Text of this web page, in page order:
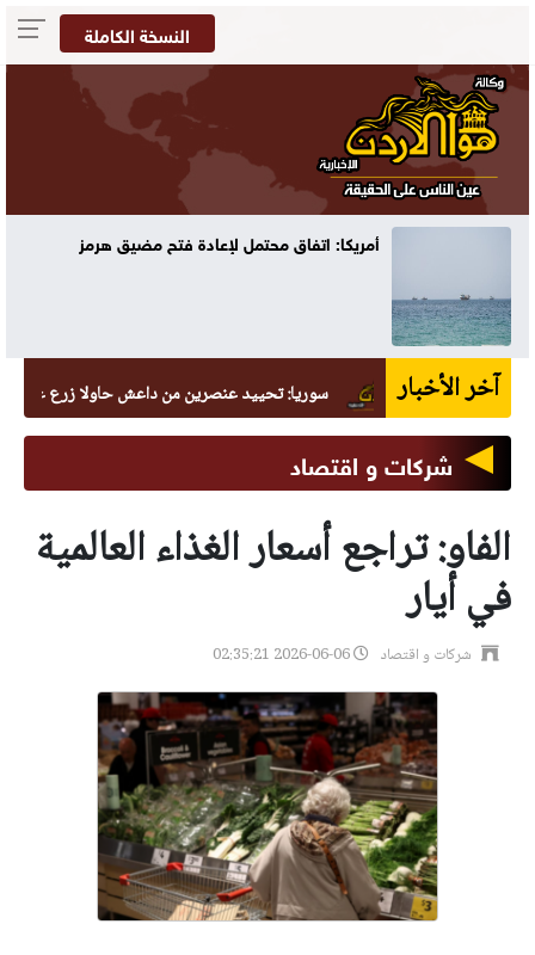
النسخة الكاملة
أمريكا: اتفاق محتمل لإعادة فتح مضيق هرمز
آخر الأخبار سوريا: تحييد عنصرين من داعش حاولا زرع عبوة في
شركات و اقتصاد
الفاو: تراجع أسعار الغذاء العالمية
في أيار
شركات و اقتصاد